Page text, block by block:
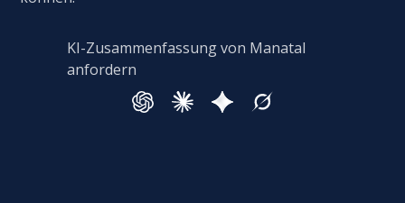
KI-Zusammenfassung von Manatal
anfordern